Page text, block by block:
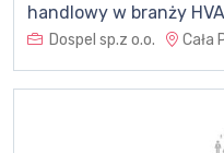
handlowy w branży
Dospel sp.z o.o. Cała